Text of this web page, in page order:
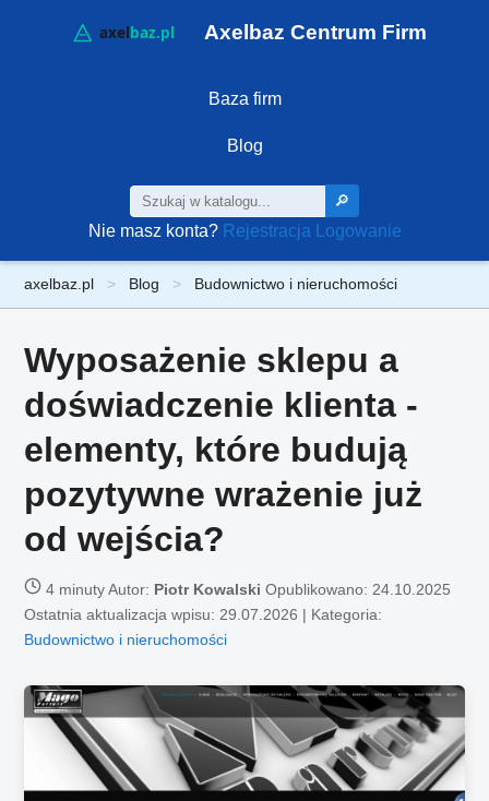
Axelbaz Centrum Firm
Baza firm
Blog
🔎
Nie masz konta? Rejestracja Logowanie
axelbaz.pl Blog Budownictwo i nieruchomości
Wyposażenie sklepu a
doświadczenie klienta -
elementy, które budują
pozytywne wrażenie już
od wejścia?
4 minutyAutor: Piotr Kowalski Opublikowano: 24.10.2025
Ostatnia aktualizacja wpisu: 29.07.2026 | Kategoria:
Budownictwo i nieruchomości